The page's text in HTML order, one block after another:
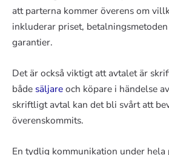
att parterna kommer överens om
inkluderar priset,
garantier.
Det är också viktigt att avtalet är
både säljareoch köpare i händelse
skriftligt avtal kan det bli svårt att
överenskommits.
En tydlig kommunikation under